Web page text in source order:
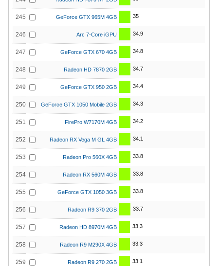
245 GeForce GTX 965M 4GB 35
246 Arc 7-Core iGPU 34.9
247 GeForce GTX 670 4GB 34.8
248 Radeon HD 7870 2GB 34.7
249 GeForce GTX 950 2GB 34.4
250 GeForce GTX 1050 Mobile 2GB 34.3
251 FirePro W7170M 4GB 34.2
252 Radeon RX Vega M GL 4GB 34.1
253 Radeon Pro 560X 4GB 33.8
254 Radeon RX 560M 4GB 33.8
255 GeForce GTX 1050 3GB 33.8
256 Radeon R9 370 2GB 33.7
257 Radeon HD 8970M 4GB 33.3
258 Radeon R9 M290X 4GB 33.3
259 Radeon R9 270 2GB 33.1